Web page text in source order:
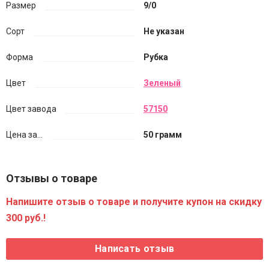
Размер 9/0
Сорт Не указан
Форма Рубка
Цвет Зеленый
Цвет завода 57150
Цена за... 50 грамм
Отзывы о товаре
Напишите отзыв о товаре и получите купон на скидку
300 руб.!